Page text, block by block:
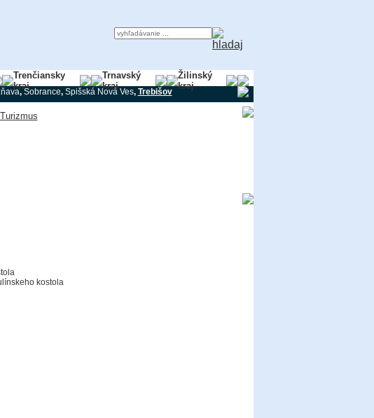
Trenčiansky
kraj
Trnavský
kraj
Žilinský
kraj
,Sobrance, Spišská Nová Ves, Trebišov
kostola